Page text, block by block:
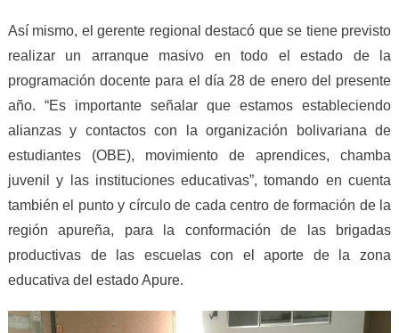
Así mismo, el gerente regional destacó que se tiene previsto
realizar un arranque masivo en todo el estado de la
programación docente para el día 28 de enero del presente
año. “Es importante señalar que estamos estableciendo
alianzas y contactos con la organización bolivariana de
estudiantes (OBE), movimiento de aprendices, chamba
juvenil y las instituciones educativas”, tomando en cuenta
también el punto y círculo de cada centro de formación de la
región apureña, para la conformación de las brigadas
productivas de las escuelas con el aporte de la zona
educativa del estado Apure.